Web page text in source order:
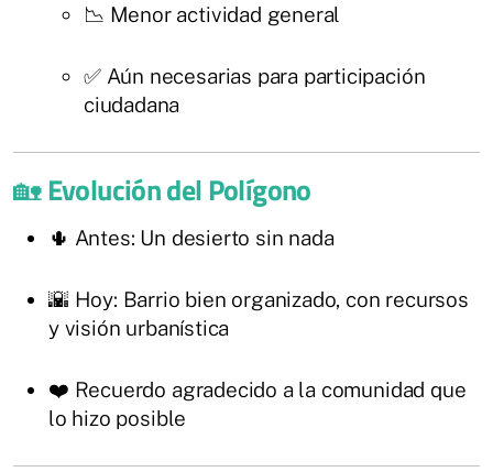
📉 Menor actividad general
✅ Aún necesarias para participación
ciudadana
🏡Evolución del Polígono
🌵 Antes: Un desierto sin nada
🌇 Hoy: Barrio bien organizado, con recursos
y visión urbanística
❤️ Recuerdo agradecido a la comunidad que
lo hizo posible